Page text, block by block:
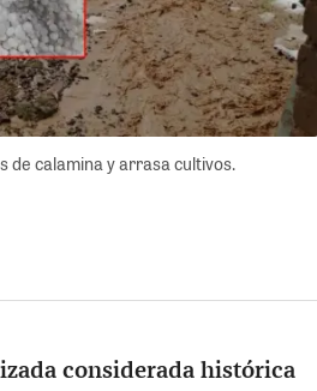
de calamina y arrasa cultivos.
considerada histórica